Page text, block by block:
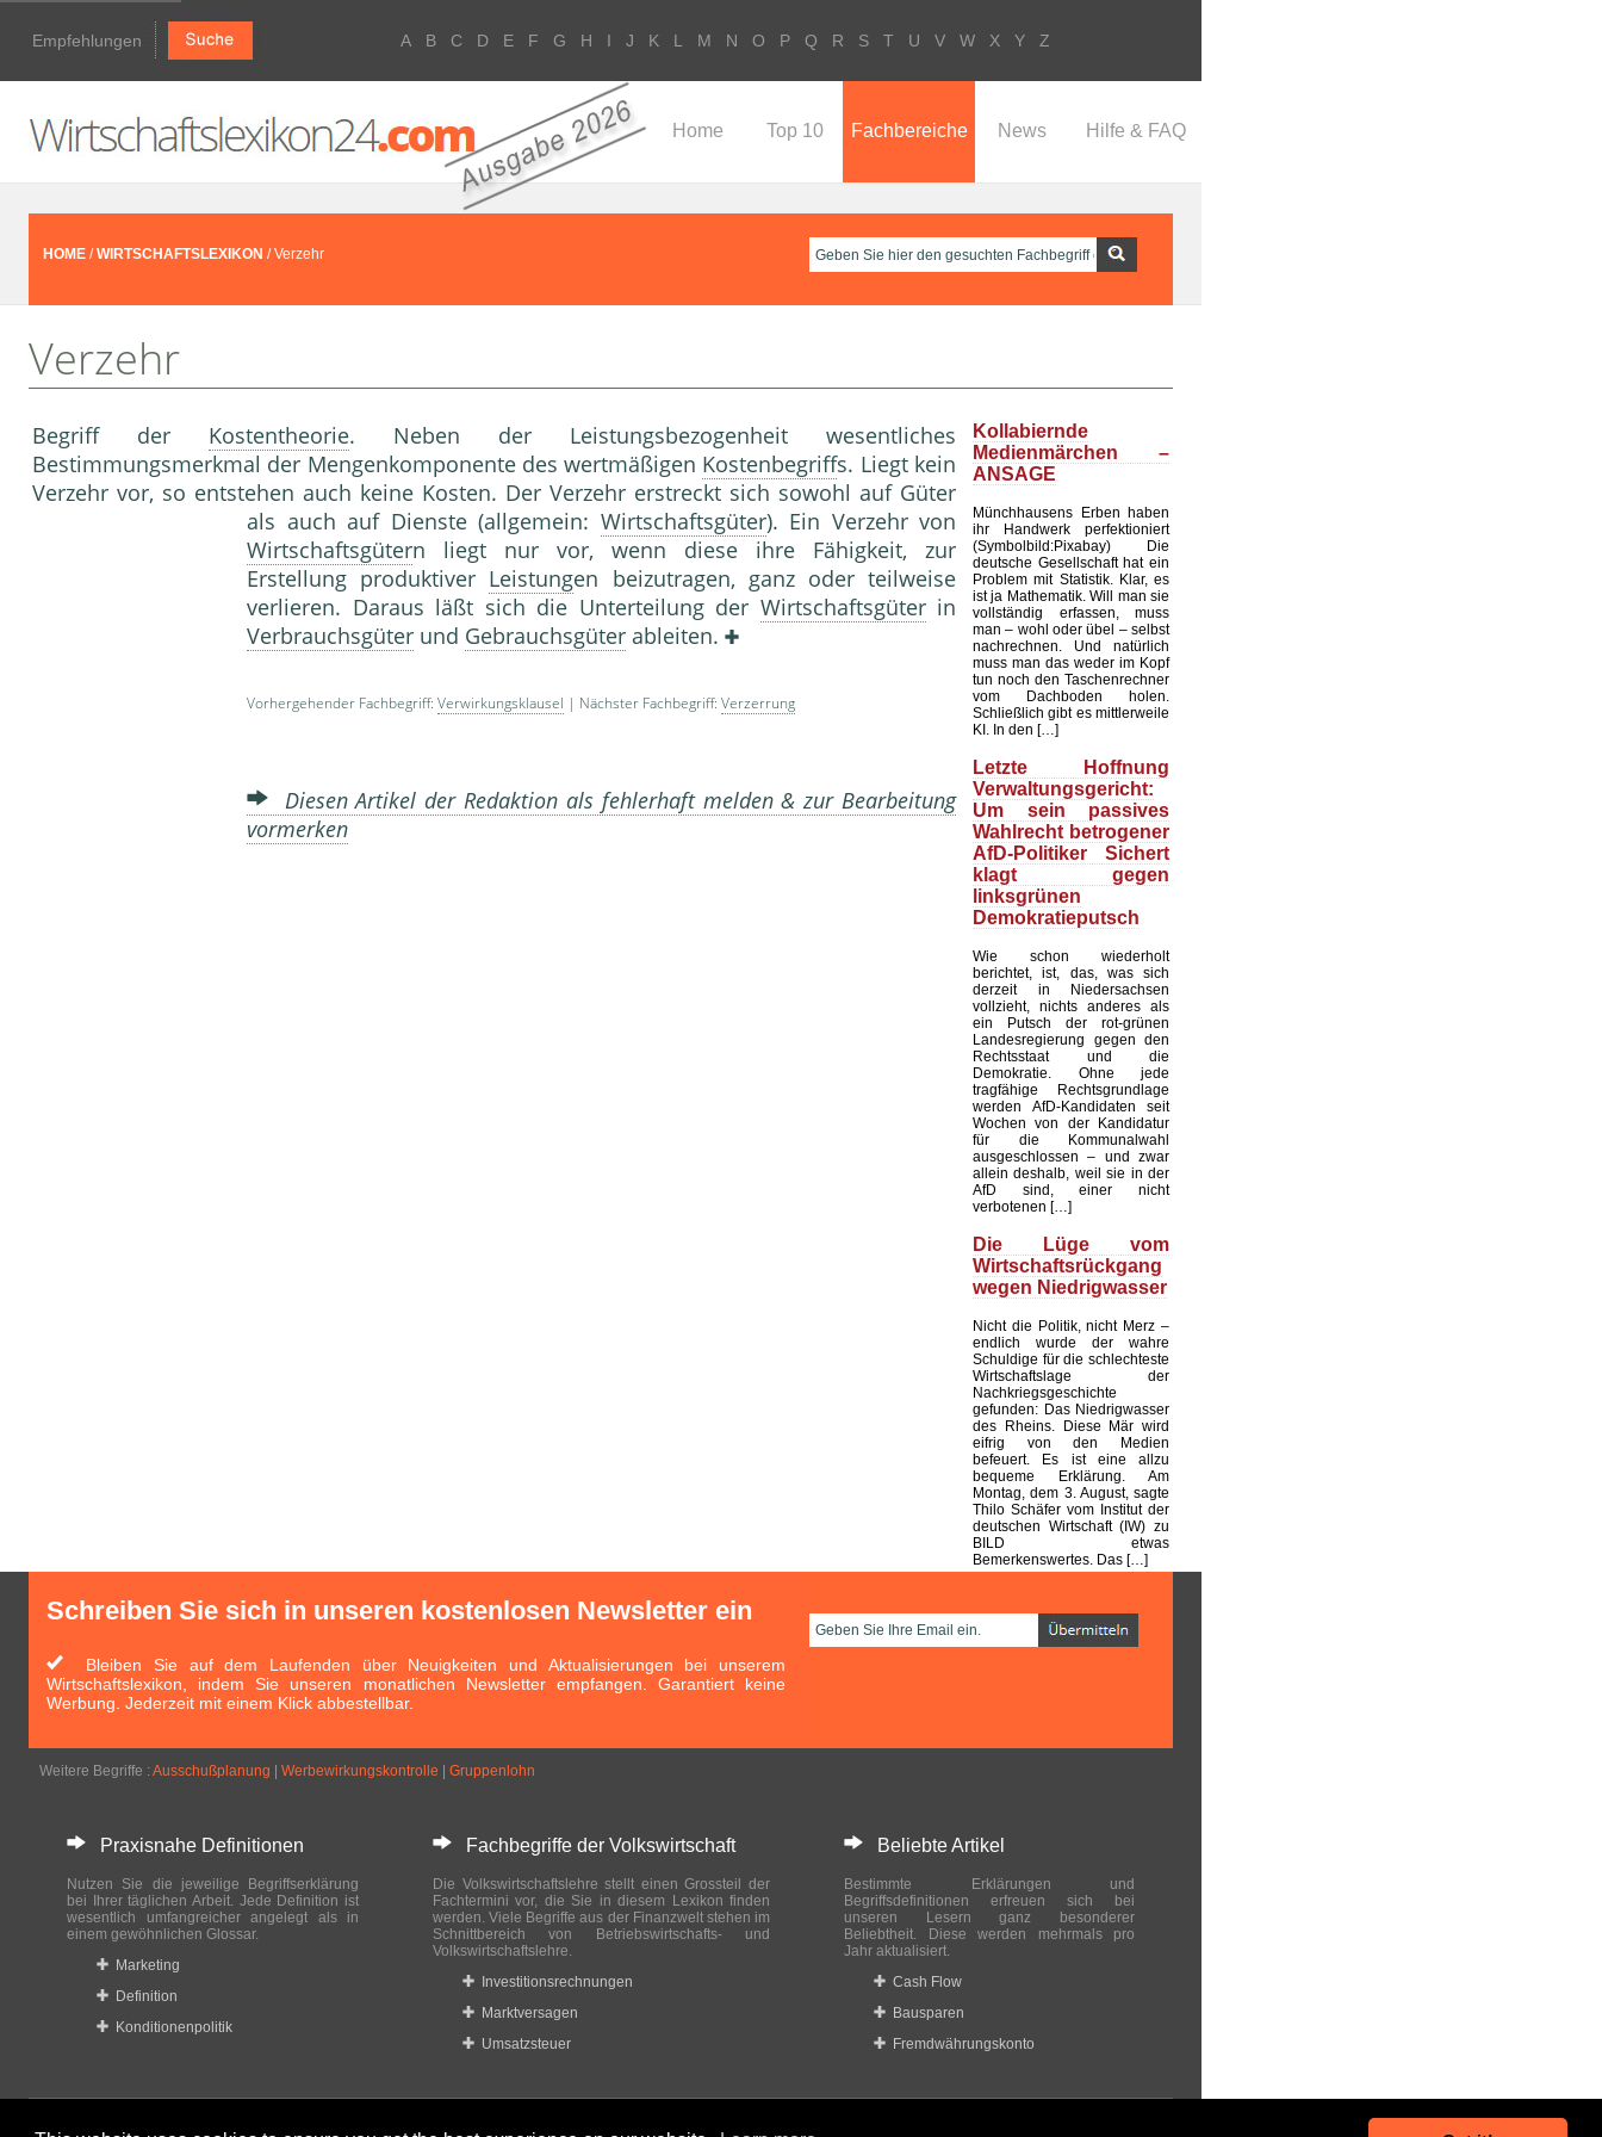
Empfehlungen A B C D E F G H I J K L M N O P Q R S T U V W X Y Z
Home Top 10 Fachbereiche News Hilfe & FAQ
HOME /WIRTSCHAFTSLEXIKON / Verzehr
Verzehr
Begriff der Kostentheorie. Neben der Leistungsbezogenheit wesentliches
Bestimmungsmerkmal der Mengenkomponente des wertmäßigen Kostenbegriffs. Liegt kein
Verzehr vor, so entstehen auch keine Kosten. Der Verzehr erstreckt sich sowohl auf Güter
als auch auf Dienste (allgemein: Wirtschaftsgüter). Ein Verzehr von
Wirtschaftsgütern liegt nur vor, wenn diese ihre Fähigkeit, zur
Erstellung produktiver Leistungen beizutragen, ganz oder teilweise
verlieren. Daraus läßt sich die Unterteilung der Wirtschaftsgüterin
Verbrauchsgüter und Gebrauchsgüter ableiten.
Vorhergehender Fachbegriff: Verwirkungsklausel | Nächster Fachbegriff: Verzerrung
Diesen Artikel der Redaktion als fehlerhaft melden & zur Bearbeitung
vormerken
Kollabiernde
Medienmärchen –
ANSAGE
Münchhausens Erben haben
ihr Handwerk perfektioniert
(Symbolbild:Pixabay) Die
deutsche Gesellschaft hat ein
Problem mit Statistik. Klar, es
ist ja Mathematik. Will man sie
vollständig erfassen, muss
man – wohl oder übel – selbst
nachrechnen. Und natürlich
muss man das weder im Kopf
tun noch den Taschenrechner
vom Dachboden holen.
Schließlich gibt es mittlerweile
KI. In den […]
Letzte Hoffnung
Verwaltungsgericht:
Um sein passives
Wahlrecht betrogener
AfD-Politiker Sichert
klagt gegen
linksgrünen
Demokratieputsch
Wie schon wiederholt
berichtet, ist, das, was sich
derzeit in Niedersachsen
vollzieht, nichts anderes als
ein Putsch der rot-grünen
Landesregierung gegen den
Rechtsstaat und die
Demokratie. Ohne jede
tragfähige Rechtsgrundlage
werden AfD-Kandidaten seit
Wochen von der Kandidatur
für die Kommunalwahl
ausgeschlossen – und zwar
allein deshalb, weil sie in der
AfD sind, einer nicht
verbotenen […]
Die Lüge vom
Wirtschaftsrückgang
wegen Niedrigwasser
Nicht die Politik, nicht Merz –
endlich wurde der wahre
Schuldige für die schlechteste
Wirtschaftslage der
Nachkriegsgeschichte
gefunden: Das Niedrigwasser
des Rheins. Diese Mär wird
eifrig von den Medien
befeuert. Es ist eine allzu
bequeme Erklärung. Am
Montag, dem 3. August, sagte
Thilo Schäfer vom Institut der
deutschen Wirtschaft (IW) zu
BILD etwas
Bemerkenswertes. Das […]
Schreiben Sie sich in unseren kostenlosen Newsletter ein
Bleiben Sie auf dem Laufenden über Neuigkeiten und Aktualisierungen bei unserem
Wirtschaftslexikon, indem Sie unseren monatlichen Newsletter empfangen. Garantiert keine
Werbung. Jederzeit mit einem Klick abbestellbar.
Weitere Begriffe : Ausschußplanung Werbewirkungskontrolle Gruppenlohn
Praxisnahe Definitionen
Nutzen Sie die jeweilige Begriffserklärung
bei Ihrer täglichen Arbeit. Jede Definition ist
wesentlich umfangreicher angelegt als in
einem gewöhnlichen Glossar.
Marketing
Definition
Konditionenpolitik
Fachbegriffe der Volkswirtschaft
Die Volkswirtschaftslehre stellt einen Grossteil der
Fachtermini vor, die Sie in diesem Lexikon finden
werden. Viele Begriffe aus der Finanzwelt stehen im
Schnittbereich von Betriebswirtschafts- und
Volkswirtschaftslehre.
Investitionsrechnungen
Marktversagen
Umsatzsteuer
Beliebte Artikel
Bestimmte Erklärungen und
Begriffsdefinitionen erfreuen sich bei
unseren Lesern ganz besonderer
Beliebtheit. Diese werden mehrmals pro
Jahr aktualisiert.
Cash Flow
Bausparen
Fremdwährungskonto